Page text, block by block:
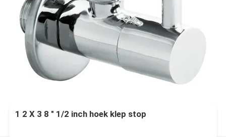
1 2 X 3 8 " 1/2 inch hoek klep stop